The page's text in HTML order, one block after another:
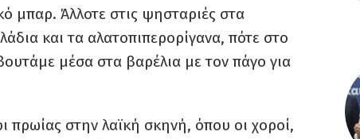
μπαρ. Άλλοτε στις ψησταριές στα
και τα αλατοπιπερορίγανα, πότε στο
μέσα στα βαρέλια με τον πάγο για
πρωίας στην λαϊκή σκηνή, όπου οι χοροί,